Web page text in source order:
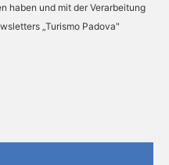
haben und mit der Verarbeitung
„Turismo Padova"